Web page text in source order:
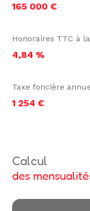
165 000 €
Honoraires TTC à
4,84 %
Taxe foncière
1 254 €
calcul
des